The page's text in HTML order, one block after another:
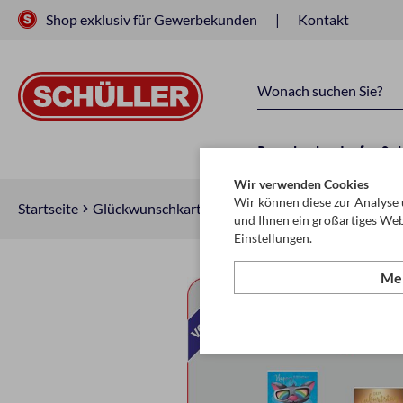
Shop exklusiv für Gewerbekunden Kontakt
Raucherbedarf
Startseite Glückwunschkarten & Papeterie Karten,
Wir verwenden Cookies
Wir können diese zur
und Ihnen ein großartiges
Einstellungen.